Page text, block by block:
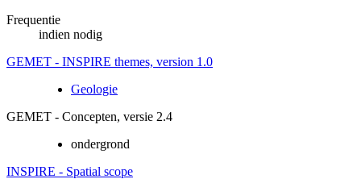
Frequentie
indien nodig
GEMET - INSPIRE themes, version 1.0
Geologie
GEMET - Concepten, versie 2.4
ondergrond
INSPIRE - Spatial scope